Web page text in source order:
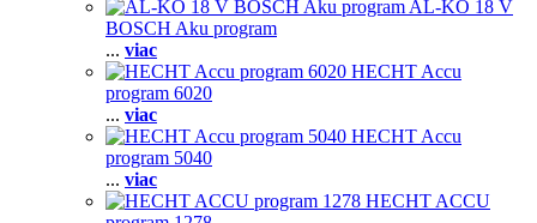
AL-KO 18 V
BOSCH Aku program
... viac
HECHT Accu
program 6020
... viac
HECHT Accu
program 5040
... viac
HECHT ACCU